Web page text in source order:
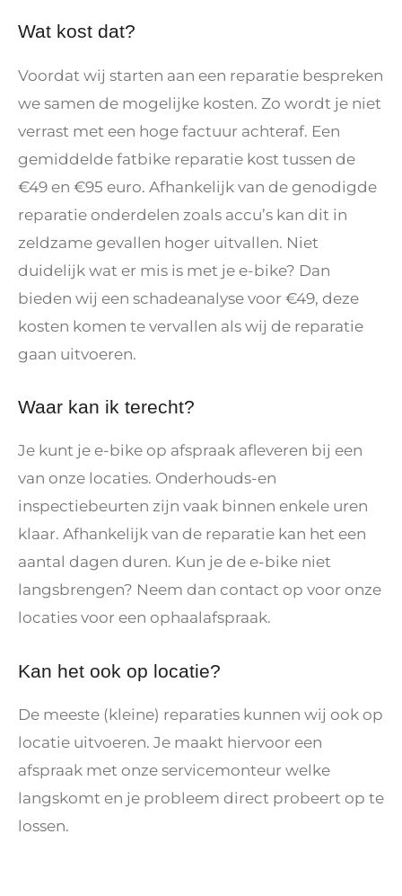
Wat kost dat?
Voordat wij starten aan een reparatie bespreken
we samen de mogelijke kosten. Zo wordt je niet
verrast met een hoge factuur achteraf. Een
gemiddelde fatbike reparatie kost tussen de
€49 en €95 euro. Afhankelijk van de genodigde
reparatie onderdelen zoals accu’s kan dit in
zeldzame gevallen hoger uitvallen. Niet
duidelijk wat er mis is met je e-bike? Dan
bieden wij een schadeanalyse voor €49, deze
kosten komen te vervallen als wij de reparatie
gaan uitvoeren.
Waar kan ik terecht?
Je kunt je e-bike op afspraak afleveren bij een
van onze locaties. Onderhouds-en
inspectiebeurten zijn vaak binnen enkele uren
klaar. Afhankelijk van de reparatie kan het een
aantal dagen duren. Kun je de e-bike niet
langsbrengen? Neem dan contact op voor onze
locaties voor een ophaalafspraak.
Kan het ook op locatie?
De meeste (kleine) reparaties kunnen wij ook op
locatie uitvoeren. Je maakt hiervoor een
afspraak met onze servicemonteur welke
langskomt en je probleem direct probeert op te
lossen.